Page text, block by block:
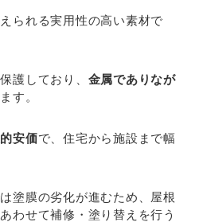
られる実用性の高い素材で
護しており、 金属でありなが
す。
安価で、住宅から施設まで幅
塗膜の劣化が進むため、屋根
わせて補修・塗り替えを行う